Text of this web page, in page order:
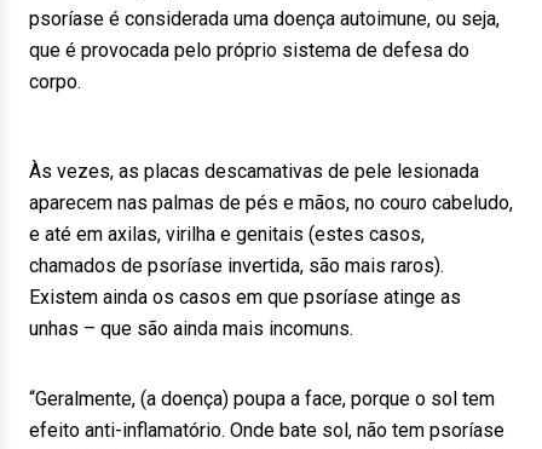
psoríase é considerada uma doença autoimune, ou seja,
que é provocada pelo próprio sistema de defesa do
corpo.
Às vezes, as placas descamativas de pele lesionada
aparecem nas palmas de pés e mãos, no couro cabeludo,
e até em axilas, virilha e genitais (estes casos,
chamados de psoríase invertida, são mais raros).
Existem ainda os casos em que psoríase atinge as
unhas – que são ainda mais incomuns.
“Geralmente, (a doença) poupa a face, porque o sol tem
efeito anti-inflamatório. Onde bate sol, não tem psoríase